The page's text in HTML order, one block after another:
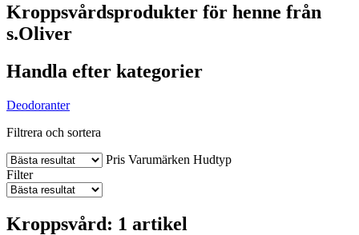
Kroppsvårdsprodukter för henne från
s.Oliver
Handla efter kategorier
Deodoranter
Filtrera och sortera
Pris Varumärken Hudtyp
Filter
Kroppsvård: 1 artikel